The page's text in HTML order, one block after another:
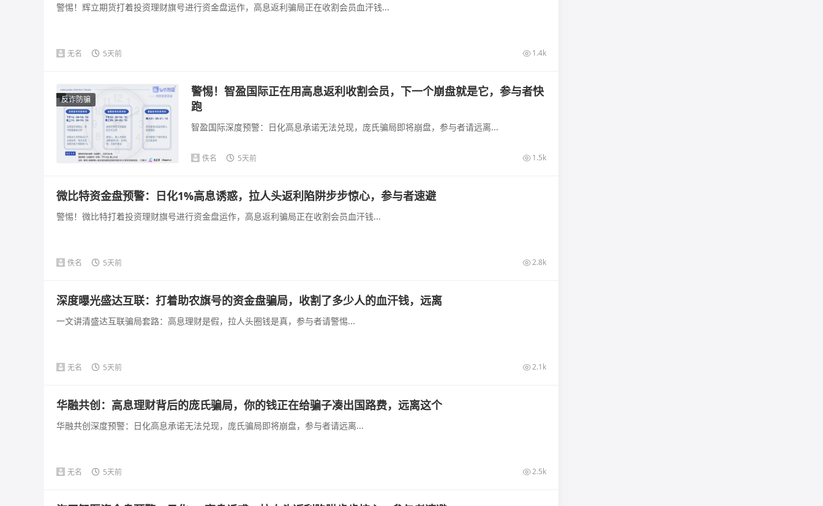
警惕！辉立期货打着投资理财旗号进行资金盘运作，高息返利骗局正在收割会员血汗钱...
无名 5天前 1.4k
反诈防骗
警惕！智盈国际正在用高息返利收割会员，下一个崩盘就是它，参与者快
跑
智盈国际深度预警：日化高息承诺无法兑现，庞氏骗局即将崩盘，参与者请远离...
佚名 5天前 1.5k
微比特资金盘预警：日化1%高息诱惑，拉人头返利陷阱步步惊心，参与者速避
警惕！微比特打着投资理财旗号进行资金盘运作，高息返利骗局正在收割会员血汗钱...
佚名 5天前 2.8k
深度曝光盛达互联：打着助农旗号的资金盘骗局，收割了多少人的血汗钱，远离
一文讲清盛达互联骗局套路：高息理财是假，拉人头圈钱是真，参与者请警惕...
无名 5天前 2.1k
华融共创：高息理财背后的庞氏骗局，你的钱正在给骗子凑出国路费，远离这个
华融共创深度预警：日化高息承诺无法兑现，庞氏骗局即将崩盘，参与者请远离...
无名 5天前 2.5k